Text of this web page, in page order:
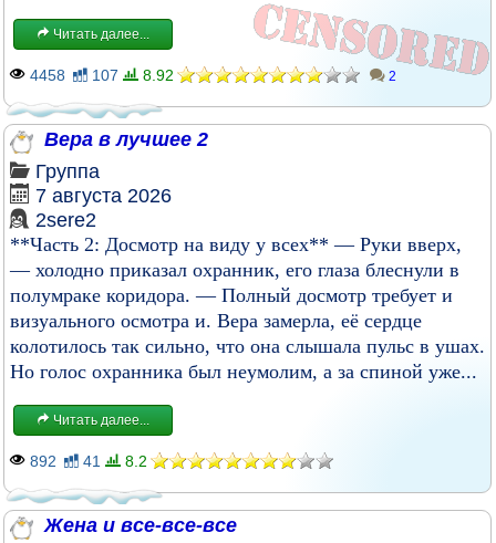
Читать далее...
4458 107 8.92 2
Вера в лучшее 2
Группа
7 августа 2026
2sere2
**Часть 2: Досмотр на виду у всех** — Руки вверх,
— холодно приказал охранник, его глаза блеснули в
полумраке коридора. — Полный досмотр требует и
визуального осмотра и. Вера замерла, её сердце
колотилось так сильно, что она слышала пульс в ушах.
Но голос охранника был неумолим, а за спиной уже...
Читать далее...
892 41 8.2
Жена и все-все-все